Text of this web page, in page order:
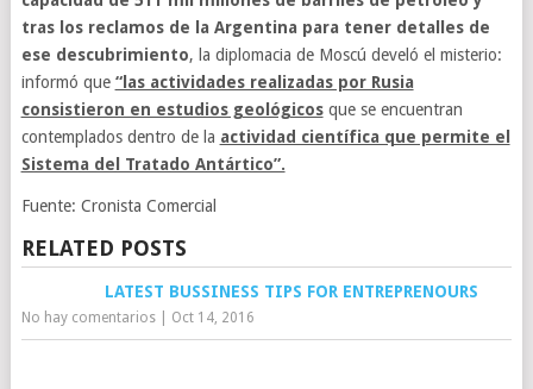
tras los reclamos de la Argentina para tener detalles de
ese descubrimiento, la diplomacia de Moscú develó el misterio:
informó que “las actividades realizadas por Rusia
consistieron en estudios geológicosque se encuentran
contemplados dentro de la actividad científica que permite el
Sistema del Tratado Antártico”.
Fuente: Cronista Comercial
RELATED POSTS
LATEST BUSSINESS TIPS FOR ENTREPRENOURS
No hay comentarios| Oct 14, 2016